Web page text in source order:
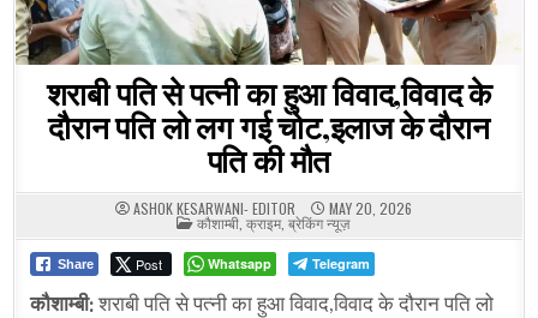
शराबी पति से पत्नी का हुआ विवाद,विवाद के
दौरान पति लो लग गई चोट,इलाज के दौरान
पति की मौत
ASHOK KESARWANI- EDITOR MAY 20, 2026
POSTED
IN
कौशाम्बी क्राइम, ब्रेकिंग न्यूज़
Share Post Whatsapp Telegram
कौशाम्बी:शराबी पति से पत्नी का हुआ विवाद,विवाद के दौरान पति लो